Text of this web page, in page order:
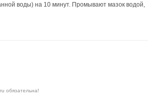
воды) на 10 минут. Промывают мазок водой,
обязательна!